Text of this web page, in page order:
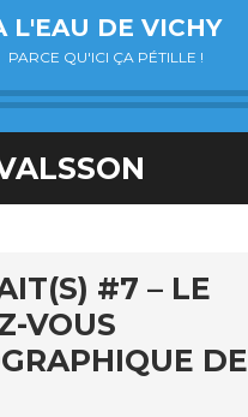
L'EAU DE VICHY
PARCE QU'ICI ÇA PÉTILLE !
#7 – LE
VOUS
DE